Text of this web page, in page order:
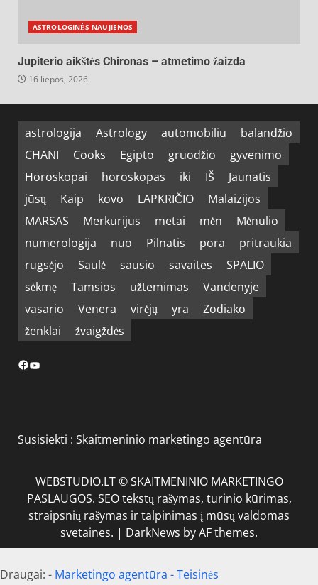
ASTROLOGINĖS NAUJIENOS
Jupiterio aikštės Chironas – atmetimo žaizda
16 liepos, 2026
astrologija Astrology automobiliu
balandžio
CHANI
Cooks Egipto gruodžio
gyvenimo
Horoskopai
horoskopas iki IŠ
Jaunatis
jūsų
Kaip kovo LAPKRIČIO
Malaizijos
MARSAS
Merkurijus metai mėn
Mėnulio
numerologija
nuo Pilnatis pora
pritraukia
rugsėjo
Saulė sausio savaites
SPALIO
sėkmę
Tamsios užtemimas
Vandenyje
vasario
Venera virėjų yra
Zodiako
ženklai
žvaigždės
Facebook
YouTube
Susisiekti : Skaitmeninio marketingo agentūra
WEBSTUDIO.LT © SKAITMENINIO MARKETINGO
PASLAUGOS. SEO tekstų rašymas, turinio kūrimas,
straipsnių rašymas ir talpinimas į mūsų valdomas
svetaines. | DarkNews by AF themes.
Draugai: - Marketingo agentūra -Teisinės